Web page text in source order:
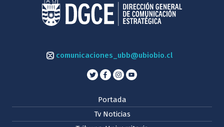
comunicaciones_ubb@ubiobio.cl
Portada
Tv Noticias